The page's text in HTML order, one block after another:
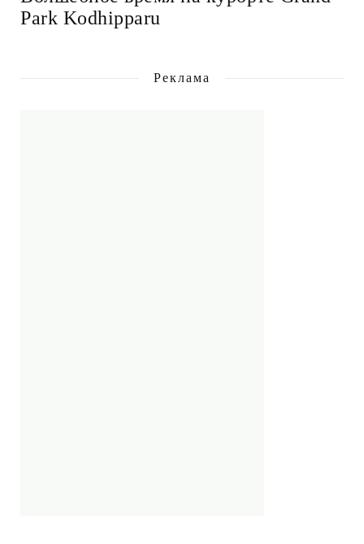
Park Kodhipparu
Реклама